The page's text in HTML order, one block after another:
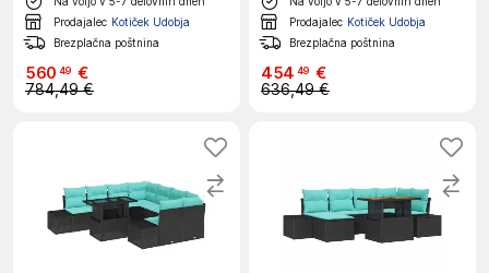
Prodajalec Kotiček Udobja
Brezplačna poštnina
560 49 €
784,49 €
Prodajalec Kotiček Udobja
Brezplačna poštnina
454 49 €
636,49 €